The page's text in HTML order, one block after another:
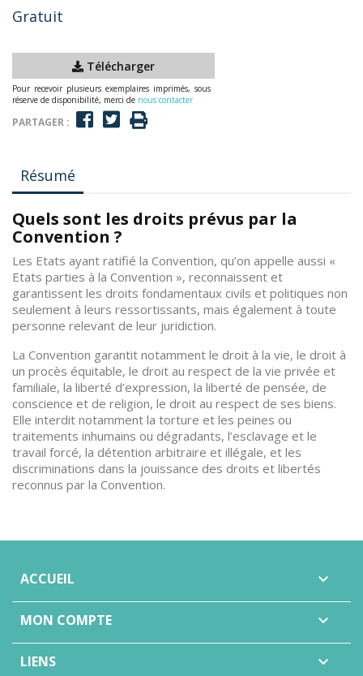
Gratuit
Télécharger
Pour recevoir plusieurs exemplaires imprimés, sous
réserve de disponibilité, merci de nous contacter
PARTAGER :
Résumé
Quels sont les droits prévus par la
Convention ?
Les Etats ayant ratifié la Convention, qu’on appelle aussi «
Etats parties à la Convention », reconnaissent et
garantissent les droits fondamentaux civils et politiques non
seulement à leurs ressortissants, mais également à toute
personne relevant de leur juridiction.
La Convention garantit notamment le droit à la vie, le droit à
un procès équitable, le droit au respect de la vie privée et
familiale, la liberté d’expression, la liberté de pensée, de
conscience et de religion, le droit au respect de ses biens.
Elle interdit notamment la torture et les peines ou
traitements inhumains ou dégradants, l’esclavage et le
travail forcé, la détention arbitraire et illégale, et les
discriminations dans la jouissance des droits et libertés
reconnus par la Convention.
ACCUEIL 
MON COMPTE 
LIENS 